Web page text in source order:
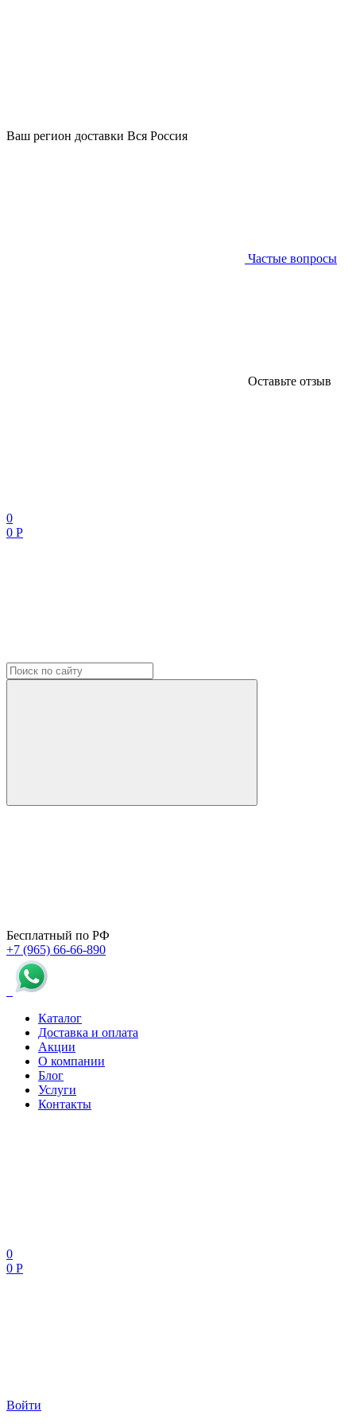
Ваш регион доставки Вся Россия
Частые вопросы
Оставьте отзыв
0
0 Р
Бесплатный по РФ
+7 (965) 66-66-890
Каталог
Доставка и оплата
Акции
О компании
Блог
Услуги
Контакты
0
0 Р
Войти